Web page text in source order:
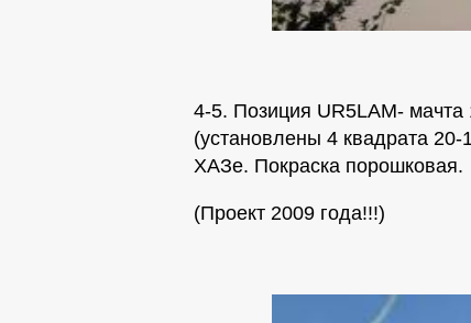
4-5. Позиция UR5LAM-
(установлены 4 квадрата
ХАЗе. Покраска порошковая.
(Проект 2009 года!!!)